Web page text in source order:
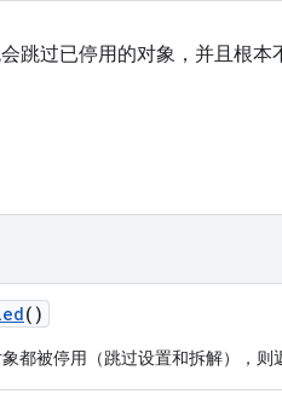
跳过已停用的对象，并且根本
()
都被停用（跳过设置和拆解），则